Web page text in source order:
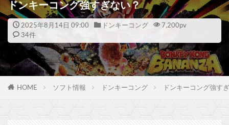
ドンキーコング強すぎない？
2025年8月14日 09:00 ドンキーコング 7,200pv
34件
HOME ソフト情報 ドンキーコング ドンキーコング強す